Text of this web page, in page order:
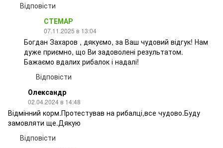
Відповісти
СТЕМАР
07.11.2025 в 13:04
Богдан Захаров , дякуємо, за Ваш чудовий відгук! Нам
дуже приємно, що Ви задоволені результатом.
Бажаємо вдалих рибалок і надалі!
Відповісти
Олександр
02.04.2024 в 14:48
Відмінний корм.Протестував на рибалці,все чудово.Буду
замовляти ще.Дякую
Відповісти